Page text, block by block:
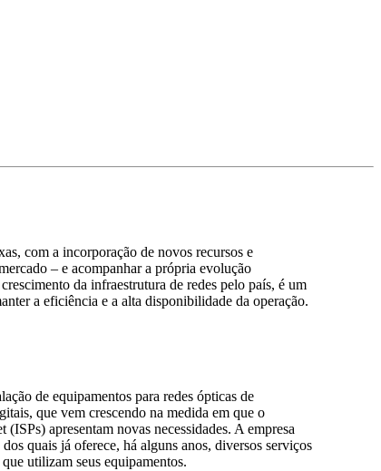
com a incorporação de novos recursos e
– e acompanhar a própria evolução
da infraestrutura de redes pelo país, é um
a eficiência e a alta disponibilidade da operação.
de equipamentos para redes ópticas de
que vem crescendo na medida em que o
apresentam novas necessidades. A empresa
quais já oferece, há alguns anos, diversos serviços
utilizam seus equipamentos.